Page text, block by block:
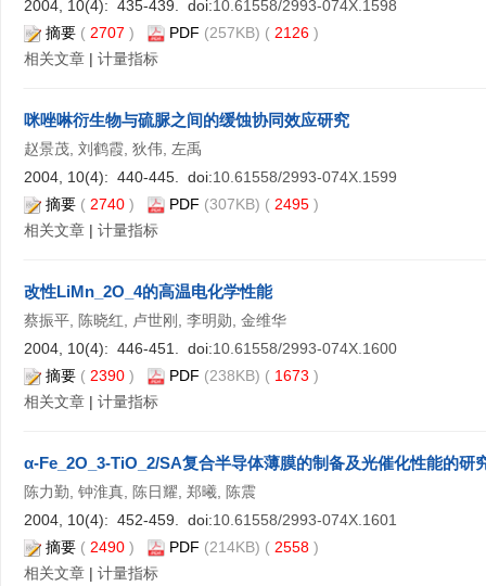
2004, 10(4): 435-439. doi:10.61558/2993-074X.1598
摘要 ( 2707 ) PDF (257KB) ( 2126 )
相关文章 | 计量指标
咪唑啉衍生物与硫脲之间的缓蚀协同效应研究
赵景茂, 刘鹤霞, 狄伟, 左禹
2004, 10(4): 440-445. doi:10.61558/2993-074X.1599
摘要 ( 2740 ) PDF (307KB) ( 2495 )
相关文章 | 计量指标
改性LiMn_2O_4的高温电化学性能
蔡振平, 陈晓红, 卢世刚, 李明勋, 金维华
2004, 10(4): 446-451. doi:10.61558/2993-074X.1600
摘要 ( 2390 ) PDF (238KB) ( 1673 )
相关文章 | 计量指标
α-Fe_2O_3-TiO_2/SA复合半导体薄膜的制备及光催化性能的研
陈力勤, 钟淮真, 陈日耀, 郑曦, 陈震
2004, 10(4): 452-459. doi:10.61558/2993-074X.1601
摘要 ( 2490 ) PDF (214KB) ( 2558 )
相关文章 | 计量指标